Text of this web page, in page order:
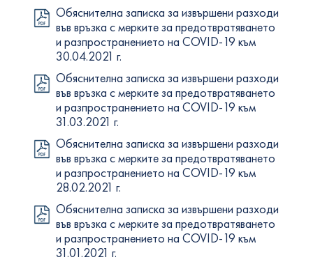
Обяснителна записка за извършени разходи
във връзка с мерките за предотвратяването
и разпространението на COVID-19 към
30.04.2021 г.
Обяснителна записка за извършени разходи
във връзка с мерките за предотвратяването
и разпространението на COVID-19 към
31.03.2021 г.
Обяснителна записка за извършени разходи
във връзка с мерките за предотвратяването
и разпространението на COVID-19 към
28.02.2021 г.
Обяснителна записка за извършени разходи
във връзка с мерките за предотвратяването
и разпространението на COVID-19 към
31.01.2021 г.